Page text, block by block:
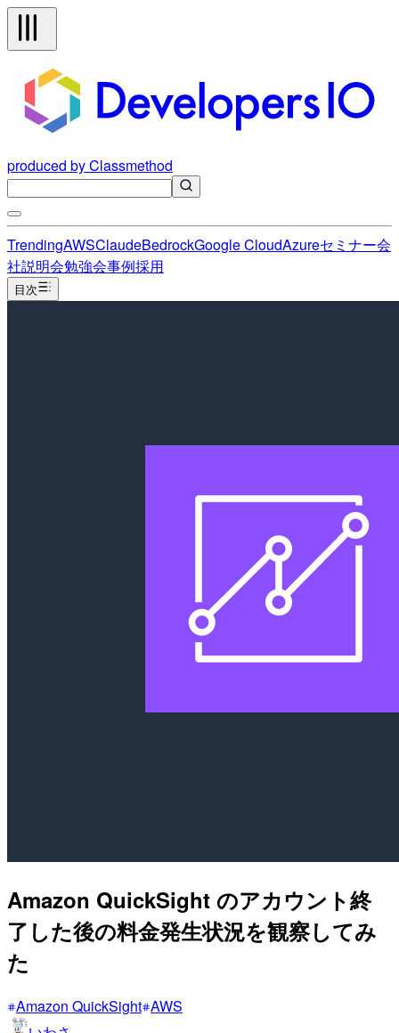
produced by Classmethod
TrendingAWSClaudeBedrockGoogle CloudAzureセミナー会
社説明会勉強会事例採用
目次
Amazon QuickSight のアカウント終
了した後の料金発生状況を観察してみ
た
Amazon QuickSight AWS